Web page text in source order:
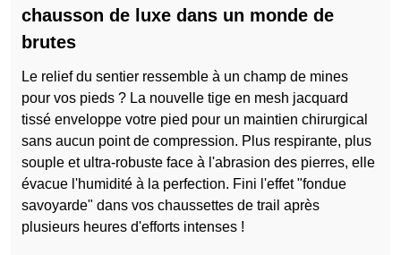
chausson de luxe dans un monde de
brutes
Le relief du sentier ressemble à un champ de mines
pour vos pieds ? La nouvelle tige en mesh jacquard
tissé enveloppe votre pied pour un maintien chirurgical
sans aucun point de compression. Plus respirante, plus
souple et ultra-robuste face à l'abrasion des pierres, elle
évacue l'humidité à la perfection. Fini l'effet "fondue
savoyarde" dans vos chaussettes de trail après
plusieurs heures d'efforts intenses !